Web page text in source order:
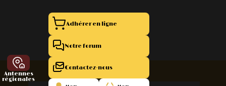
Antennes
régionales
Adhérer en ligne
Notre forum
Contactez-nous